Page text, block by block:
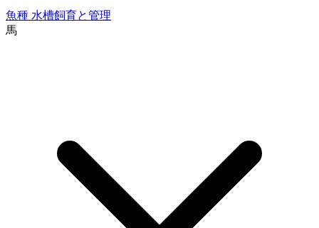
魚種 水槽飼育と管理
馬